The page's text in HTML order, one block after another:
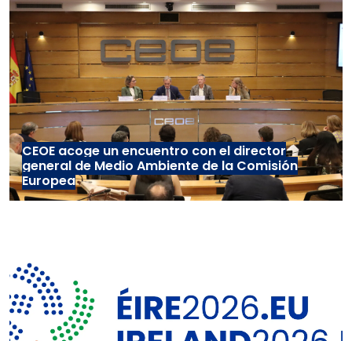
CEOE acoge un encuentro con el director
general de Medio Ambiente de la Comisión
Europea